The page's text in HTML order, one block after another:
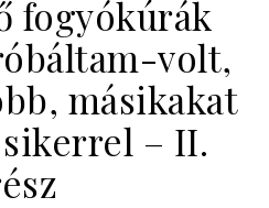
fogyókúrák
volt,
másikakat
– II.